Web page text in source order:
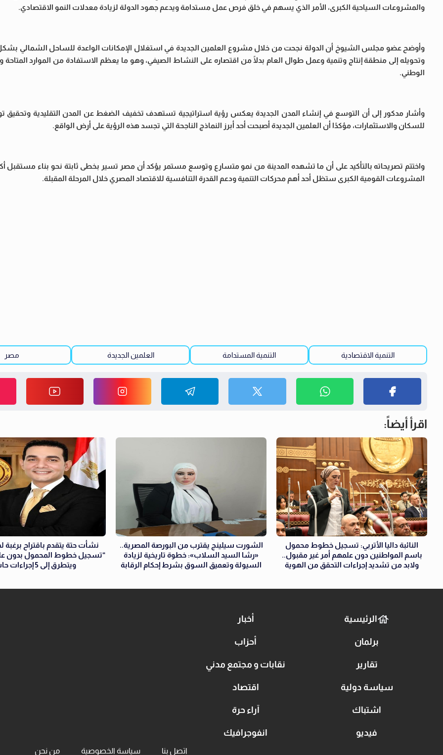
والمشروعات السياحية الكبرى، الأمر الذي يسهم في خلق فرص عمل مستدامة ويدعم جهود الدولة لزيادة معدلات النمو الاقتصادي.
وأوضح عضو مجلس الشيوخ أن الدولة نجحت من خلال مشروع العلمين الجديدة في استغلال الإمكانات الواعدة للساحل الشمالي
وتحويله إلى منطقة إنتاج وتنمية وعمل طوال العام بدلًا من اقتصاره على النشاط الصيفي، وهو ما يعظم الاستفادة من الموارد المتاحة
الوطني.
وأشار مدكور إلى أن التوسع في إنشاء المدن الجديدة يعكس رؤية استراتيجية تستهدف تخفيف الضغط عن المدن التقليدية وتحقيق
للسكان والاستثمارات، مؤكدًا أن العلمين الجديدة أصبحت أحد أبرز النماذج الناجحة التي تجسد هذه الرؤية على أرض الواقع.
واختتم تصريحاته بالتأكيد على أن ما تشهده المدينة من نمو متسارع وتوسع مستمر يؤكد أن مصر تسير بخطى ثابتة نحو بناء مستقبل
المشروعات القومية الكبرى ستظل أحد أهم محركات التنمية ودعم القدرة التنافسية للاقتصاد المصري خلال المرحلة المقبلة.
التنمية الاقتصادية التنمية المستدامة العلمين الجديدة مصر
اقرأ أيضاً:
النائبة داليا الأتربي: تسجيل خطوط محمول
باسم المواطنين دون علمهم أمر غير مقبول..
ولابد من تشديد إجراءات التحقق من الهوية
الشورت سيلينج يقترب من البورصة المصرية..
«رشا السيد السلاب»: خطوة تاريخية لزيادة
السيولة وتعميق السوق بشرط إحكام الرقابة
نشأت حتة يتقدم باقتراح برغبة
“تسجيل خطوط المحمول بدون
ويتطرق إلى 5 إجراءات حاسمة
الرئيسية أخبار
برلمان أحزاب
تقارير نقابات و مجتمع مدني
سياسة دولية اقتصاد
اشتباك آراء حرة
فيديو انفوجرافيك
اتصل بنا سياسة الخصوصية من نحن